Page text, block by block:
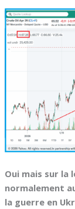
Oui mais sur la
normalement
la guerre en